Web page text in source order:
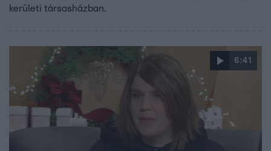
kerületi társasházban.
6:41